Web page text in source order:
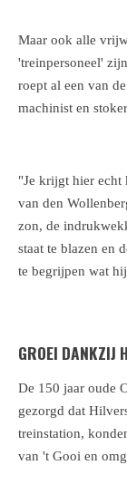
Maar ook alle
'treinpersoneel'
roept al een van
machinist en
"Je krijgt hier echt
van den
zon, de
staat te blazen en
te begrijpen wat
GROEI DANKZIJ
De 150 jaar oude
gezorgd dat
treinstation,
van 't Gooi en